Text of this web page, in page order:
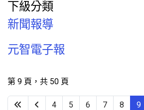
下級分類
新聞報導
元智電子報
第 9 頁，共 50 頁
4 5 6 7 8 9